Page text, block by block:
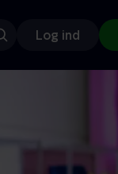
Log ind